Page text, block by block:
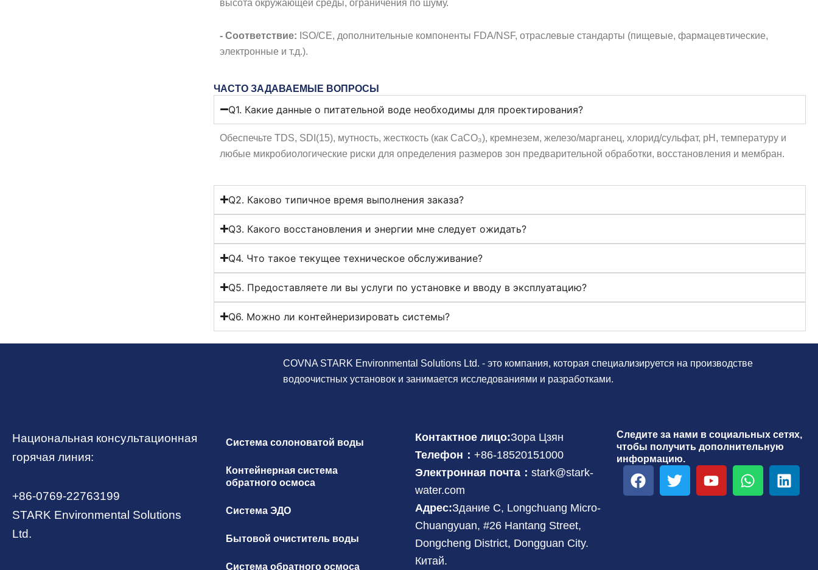
высота окружающей среды, ограничения по шуму.
- Соответствие: ISO/CE, дополнительные компоненты FDA/NSF, отраслевые стандарты (пищевые, фармацевтические,
электронные и т.д.).
ЧАСТО ЗАДАВАЕМЫЕ ВОПРОСЫ
Q1. Какие данные о питательной воде необходимы для проектирования?
Обеспечьте TDS, SDI(15), мутность, жесткость (как CaCO₃), кремнезем, железо/марганец, хлорид/сульфат, pH, температуру и
любые микробиологические риски для определения размеров зон предварительной обработки, восстановления и мембран.
Q2. Каково типичное время выполнения заказа?
Q3. Какого восстановления и энергии мне следует ожидать?
Q4. Что такое текущее техническое обслуживание?
Q5. Предоставляете ли вы услуги по установке и вводу в эксплуатацию?
Q6. Можно ли контейнеризировать системы?
COVNA STARK Environmental Solutions Ltd. - это компания, которая специализируется на производстве
водоочистных установок и занимается исследованиями и разработками.
Национальная консультационная
горячая линия:
+86-0769-22763199
STARK Environmental Solutions
Ltd.
Система солоноватой воды
Контейнерная система
обратного осмоса
Система ЭДО
Бытовой очиститель воды
Система обратного осмоса
Контактное лицо:Зора Цзян
Телефон： +86-18520151000
Электронная почта： stark@stark-
water.com
Адрес:Здание C, Longchuang Micro-
Chuangyuan, #26 Hantang Street,
Dongcheng District, Dongguan City.
Китай.
Следите за нами в социальных сетях,
чтобы получить дополнительную
информацию.
F
a
T
w
Y
o
W
h
L
i